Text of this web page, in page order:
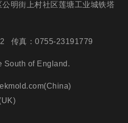
明街上村社区莲塘工业城铁塔
传真：0755-23191779
South of England.